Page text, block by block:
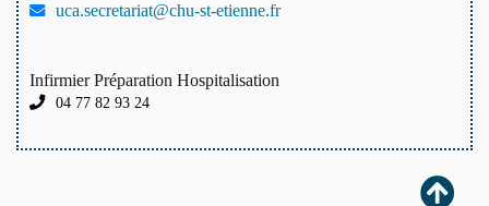
uca.secretariat@chu-st-etienne.fr
Infirmier Préparation Hospitalisation
04 77 82 93 24